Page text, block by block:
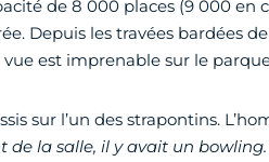
de 8 000 places (9 000 en
Depuis les travées bardées
est imprenable sur le
sur l’un des strapontins.
de la salle, il y avait un